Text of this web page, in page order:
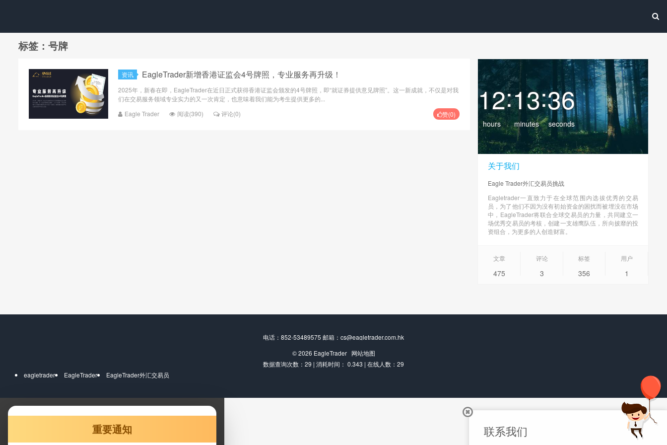
标签：号牌
资讯 EagleTrader新增香港证监会4号牌照，专业服务再升级！
2025年，新春在即，EagleTrader在近日正式获得香港证监会颁发的4号牌照，即“就证券提供意见牌照”。这一新成就，不仅是对我
们在交易服务领域专业实力的又一次肯定，也意味着我们能为考生提供更多的...
Eagle Trader
阅读(390) 评论(0) 赞(0) 12
hours
:13
minutes
:37
seconds
关于我们
Eagle Trader外汇交易员挑战
Eagletrader一直致力于在全球范围内选拔优秀的交易
员，为了他们不因为没有初始资金的困扰而被埋没在市场
中，EagleTrader将联合全球交易员的力量，共同建立一
场优秀交易员的考核，创建一支雄鹰队伍，所向披靡的投
资组合，为更多的人创造财富。
文章
475
评论
3
标签
356
用户
1
电话：852-53489575 邮箱：cs@eagletrader.com.hk
© 2026 EagleTrader
网站地图
数据查询次数：29 | 消耗时间： 0.343 | 在线人数：29
eagletrader
EagleTrader EagleTrader外汇交易员
联系我们
重要通知